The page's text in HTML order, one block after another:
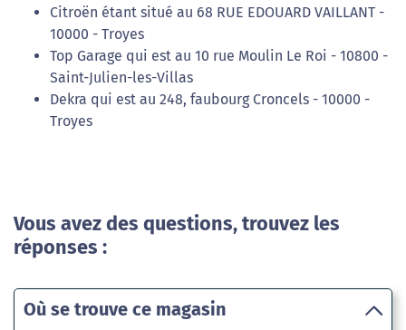
Citroën étant situé au 68 RUE EDOUARD VAILLANT -
10000 - Troyes
Top Garage qui est au 10 rue Moulin Le Roi - 10800 -
Saint-Julien-les-Villas
Dekra qui est au 248, faubourg Croncels - 10000 -
Troyes
Vous avez des questions, trouvez les
réponses :
Où se trouve ce magasin